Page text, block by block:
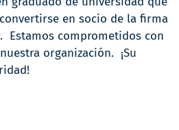
en socio de la firma
Estamos comprometidos con
organización. ¡Su